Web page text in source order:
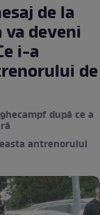
de la
deveni
i-a
de
după ce a
antrenorului